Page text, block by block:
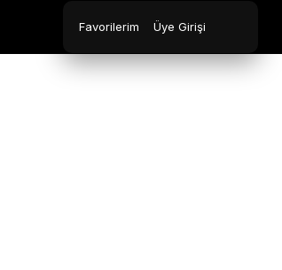
Favorilerim Üye Girişi